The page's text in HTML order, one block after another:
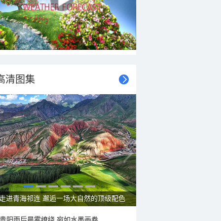
清图集
进青海祁连 邂逅一场大自然的顶级配色